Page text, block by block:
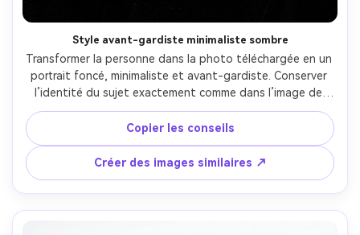
Style avant-gardiste minimaliste sombre
Transformer la personne dans la photo téléchargée en un
portrait foncé, minimaliste et avant-gardiste. Conserver
l’identité du sujet exactement comme dans l’image de
référence. Lumières discrètes, ombres profondes,
monochrome ou tons pastel. Esthétique photographique
des galeries d’art, expression sérieuse, cadrage non
conventionnel. Forte ambiance artistique, moderne et
expérimentale. Surréaliste, sans dessin animé, sans
illustration.
Copier les conseils
Créer des images similaires ↗